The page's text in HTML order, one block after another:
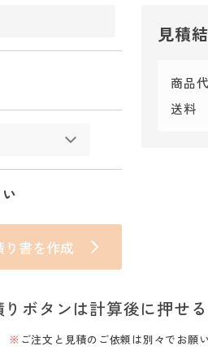
り書を作成
見積
商品
送料
りボタンは計算後に押せ
ご注文と見積のご依頼は別々でお願